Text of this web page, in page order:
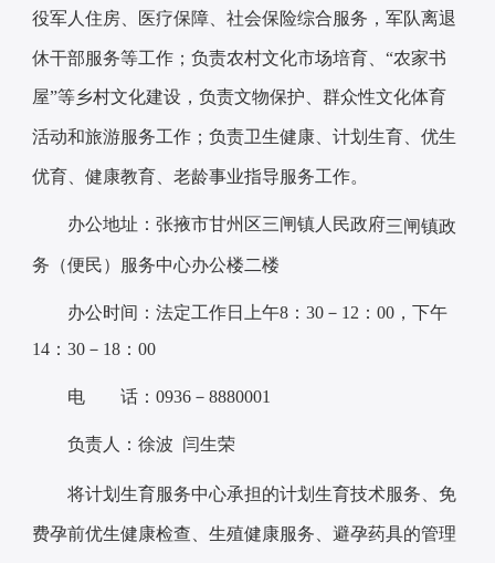
役军人住房、医疗保障、社会保险综合服务，军队离退
休干部服务等工作；负责农村文化市场培育、 “农家书
屋”等乡村文化建设，负责文物保护、群众性文化体育
活动和旅游服务工作；负责卫生健康、计划生育、优生
优育、健康教育、老龄事业指导服务工作。
办公地址：张掖市甘州区三闸镇人民政府三闸镇政
务（便民）服务中心办公楼二楼
办公时间：法定工作日上午8：30－12：00，下午
14：30－18：00
电 话：0936－8880001
负责人：徐波 闫生荣
将计划生育服务中心承担的计划生育技术服务、免
费孕前优生健康检查、生殖健康服务、避孕药具的管理